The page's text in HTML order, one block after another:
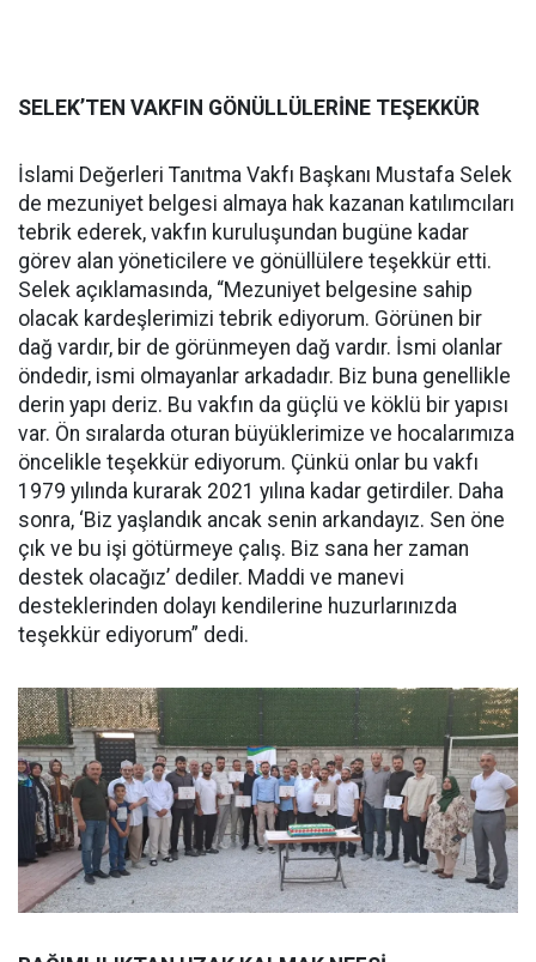
SELEK’TEN VAKFIN GÖNÜLLÜLERİNE TEŞEKKÜR
İslami Değerleri Tanıtma Vakfı Başkanı Mustafa Selek
de mezuniyet belgesi almaya hak kazanan katılımcıları
tebrik ederek, vakfın kuruluşundan bugüne kadar
görev alan yöneticilere ve gönüllülere teşekkür etti.
Selek açıklamasında, “Mezuniyet belgesine sahip
olacak kardeşlerimizi tebrik ediyorum. Görünen bir
dağ vardır, bir de görünmeyen dağ vardır. İsmi olanlar
öndedir, ismi olmayanlar arkadadır. Biz buna genellikle
derin yapı deriz. Bu vakfın da güçlü ve köklü bir yapısı
var. Ön sıralarda oturan büyüklerimize ve hocalarımıza
öncelikle teşekkür ediyorum. Çünkü onlar bu vakfı
1979 yılında kurarak 2021 yılına kadar getirdiler. Daha
sonra, ‘Biz yaşlandık ancak senin arkandayız. Sen öne
çık ve bu işi götürmeye çalış. Biz sana her zaman
destek olacağız’ dediler. Maddi ve manevi
desteklerinden dolayı kendilerine huzurlarınızda
teşekkür ediyorum” dedi.